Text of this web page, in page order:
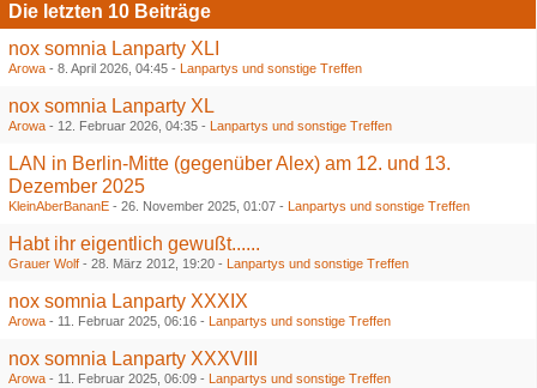
Die letzten 10 Beiträge
nox somnia Lanparty XLI
Arowa - 8. April 2026, 04:45 - Lanpartys und sonstige Treffen
nox somnia Lanparty XL
Arowa - 12. Februar 2026, 04:35 - Lanpartys und sonstige Treffen
LAN in Berlin-Mitte (gegenüber Alex) am 12. und 13.
Dezember 2025
KleinAberBananE - 26. November 2025, 01:07 - Lanpartys und sonstige Treffen
Habt ihr eigentlich gewußt......
Grauer Wolf - 28. März 2012, 19:20 - Lanpartys und sonstige Treffen
nox somnia Lanparty XXXIX
Arowa - 11. Februar 2025, 06:16 - Lanpartys und sonstige Treffen
nox somnia Lanparty XXXVIII
Arowa - 11. Februar 2025, 06:09 - Lanpartys und sonstige Treffen